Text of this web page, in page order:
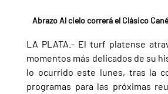
Abrazo Al cielo correrá el Clásico Cané
LA PLATA.- El turf platense
momentos más delicados de su
lo ocurrido este lunes, tras la
programas para las próximas